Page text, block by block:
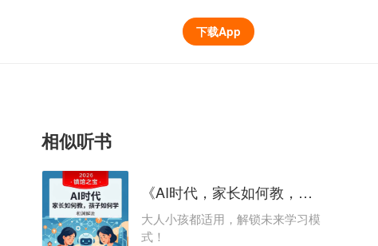
下载App
相似听书
《AI时代，家长如何教，孩子如何学》| 和渊解读
大人小孩都适用，解锁未来学习模
式！